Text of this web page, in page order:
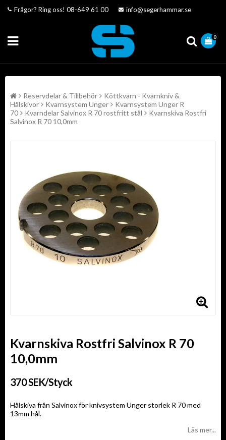
Frågor? Ring oss! 08-649 61 00 info@segerhammar.se
0
Reservdelar & Tillbehör
Köttkvarn - Kvarnkniv &
Hålskivor
Kvarnsystem Unger
Kvarnsystem Unger R
70
Kvarndelar Salvinox R 70 rostfritt stål
Kvarnskiva Rostfri
Salvinox R 70 10,0mm
Kvarnskiva Rostfri Salvinox R 70
10,0mm
370 SEK/Styck
Hålskiva från Salvinox för knivsystem Unger storlek R 70 med
13mm hål.
Läs mer...